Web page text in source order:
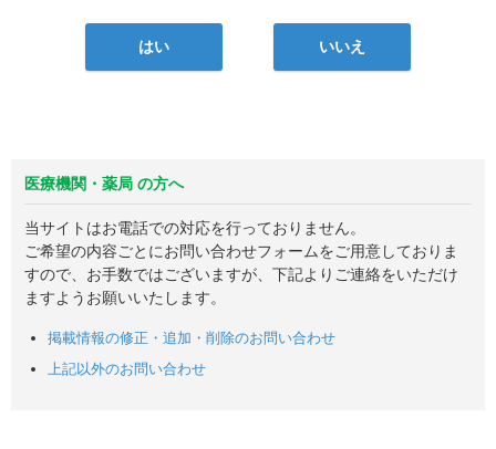
はい いいえ
医療機関・薬局 の方へ
当サイトはお電話での対応を行っておりません。
ご希望の内容ごとにお問い合わせフォームをご用意しておりま
すので、お手数ではございますが、下記よりご連絡をいただけ
ますようお願いいたします。
掲載情報の修正・追加・削除のお問い合わせ
上記以外のお問い合わせ